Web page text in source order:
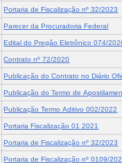
Portaria de Fiscalização nº 32/2023
Parecer da Procuradoria Federal
Edital do Pregão Eletrônico 074/
Contrato nº 72/2020
Publicação do Contrato no Diário
Publicação do Termo de
Publicação Termo Aditivo 002/2022
Portaria Fiscalização 01 2021
Portaria de Fiscalização nº 32/2023
Portaria de Fiscalização nº 0109/